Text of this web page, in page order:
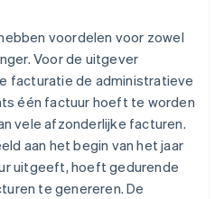
voordelen voor zowel
Voor de uitgever
facturatie de administratieve
één factuur hoeft te worden
vele afzonderlijke facturen.
aan het begin van het jaar
uitgeeft, hoeft gedurende
te genereren. De